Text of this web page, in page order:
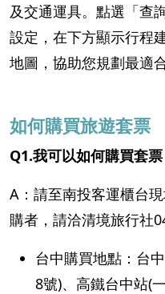
及交通運具。點選「查
設定，在下方顯示行程
地圖，協助您規劃最適
如何購買旅遊套票
Q1.我可以如何購買套票
A：請至南投客運櫃台
購者，請洽清境旅行社
台中購買地點：台
8號)、高鐵台中站(